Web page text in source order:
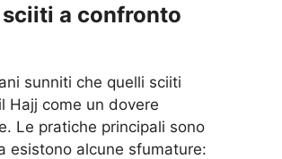
a confronto
sunniti che quelli sciiti
Hajj come un dovere
Le pratiche principali sono
esistono alcune sfumature: